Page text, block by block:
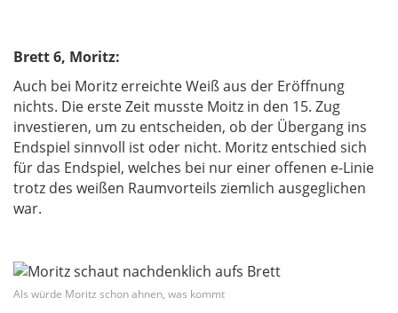
Brett 6, Moritz:
Auch bei Moritz erreichte Weiß aus der Eröffnung
nichts. Die erste Zeit musste Moitz in den 15. Zug
investieren, um zu entscheiden, ob der Übergang ins
Endspiel sinnvoll ist oder nicht. Moritz entschied sich
für das Endspiel, welches bei nur einer offenen e-Linie
trotz des weißen Raumvorteils ziemlich ausgeglichen
war.
Als würde Moritz schon ahnen, was kommt